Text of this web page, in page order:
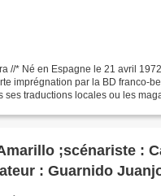
//* Né en Espagne le 21 avril
imprégnation par la BD franco-
ses traductions locales ou les
;scénariste :
: Guarnido